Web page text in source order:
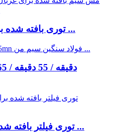
توری بافته شده برای الک کردن ...
توری فیلتر بافته شده برای ظریف ...